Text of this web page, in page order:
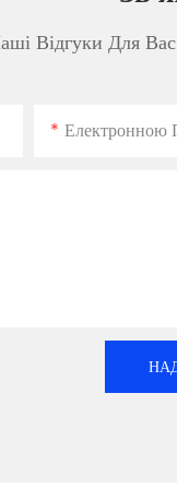
Відгуки Для